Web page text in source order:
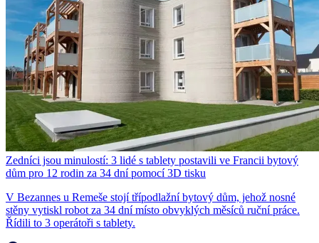
Zedníci jsou minulostí: 3 lidé s tablety postavili ve Francii bytový
dům pro 12 rodin za 34 dní pomocí 3D tisku
V Bezannes u Remeše stojí třípodlažní bytový dům, jehož nosné
stěny vytiskl robot za 34 dní místo obvyklých měsíců ruční práce.
Řídili to 3 operátoři s tablety.